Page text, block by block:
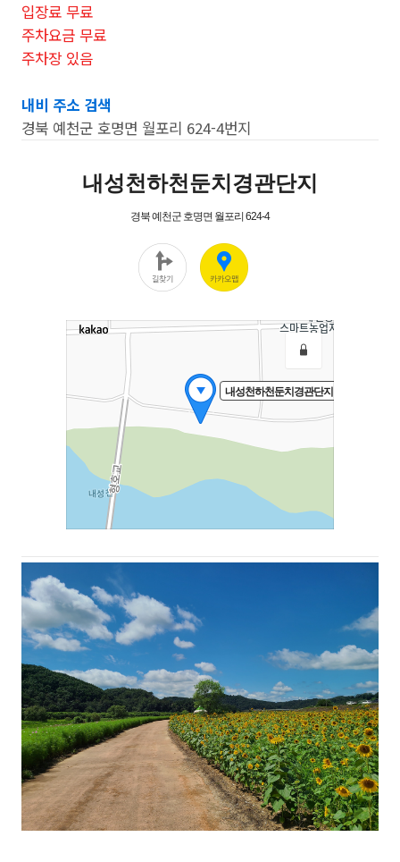
입장료 무료
주차요금 무료
주차장 있음
내비 주소 검색
경북 예천군 호명면 월포리 624-4번지